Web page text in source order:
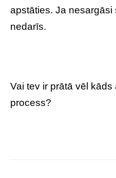
apstāties. Ja nesargāsi
nedarīs.
Vai tev ir prātā vēl
process?